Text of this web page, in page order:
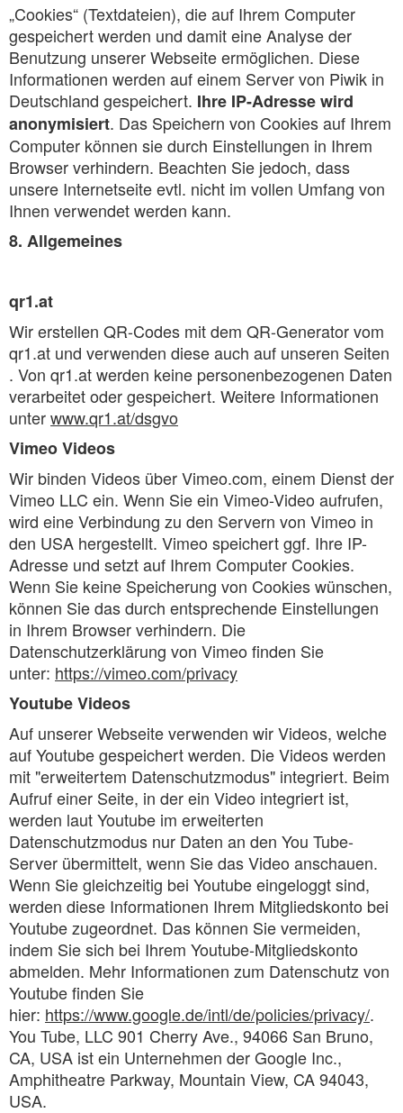
„Cookies“ (Textdateien), die auf Ihrem Computer
gespeichert werden und damit eine Analyse der
Benutzung unserer Webseite ermöglichen. Diese
Informationen werden auf einem Server von Piwik in
Deutschland gespeichert. Ihre IP-Adresse wird
anonymisiert. Das Speichern von Cookies auf Ihrem
Computer können sie durch Einstellungen in Ihrem
Browser verhindern. Beachten Sie jedoch, dass
unsere Internetseite evtl. nicht im vollen Umfang von
Ihnen verwendet werden kann.
8. Allgemeines
qr1.at
Wir erstellen QR-Codes mit dem QR-Generator vom
qr1.at und verwenden diese auch auf unseren Seiten
. Von qr1.at werden keine personenbezogenen Daten
verarbeitet oder gespeichert. Weitere Informationen
unterwww.qr1.at/dsgvo
Vimeo Videos
Wir binden Videos über Vimeo.com, einem Dienst der
Vimeo LLC ein. Wenn Sie ein Vimeo-Video aufrufen,
wird eine Verbindung zu den Servern von Vimeo in
den USA hergestellt. Vimeo speichert ggf. Ihre IP-
Adresse und setzt auf Ihrem Computer Cookies.
Wenn Sie keine Speicherung von Cookies wünschen,
können Sie das durch entsprechende Einstellungen
in Ihrem Browser verhindern. Die
Datenschutzerklärung von Vimeo finden Sie
unter: https://vimeo.com/privacy
Youtube Videos
Auf unserer Webseite verwenden wir Videos, welche
auf Youtube gespeichert werden. Die Videos werden
mit "erweitertem Datenschutzmodus" integriert. Beim
Aufruf einer Seite, in der ein Video integriert ist,
werden laut Youtube im erweiterten
Datenschutzmodus nur Daten an den You Tube-
Server übermittelt, wenn Sie das Video anschauen.
Wenn Sie gleichzeitig bei Youtube eingeloggt sind,
werden diese Informationen Ihrem Mitgliedskonto bei
Youtube zugeordnet. Das können Sie vermeiden,
indem Sie sich bei Ihrem Youtube-Mitgliedskonto
abmelden. Mehr Informationen zum Datenschutz von
Youtube finden Sie
hier: https://www.google.de/intl/de/policies/privacy/.
You Tube, LLC 901 Cherry Ave., 94066 San Bruno,
CA, USA ist ein Unternehmen der Google Inc.,
Amphitheatre Parkway, Mountain View, CA 94043,
USA.